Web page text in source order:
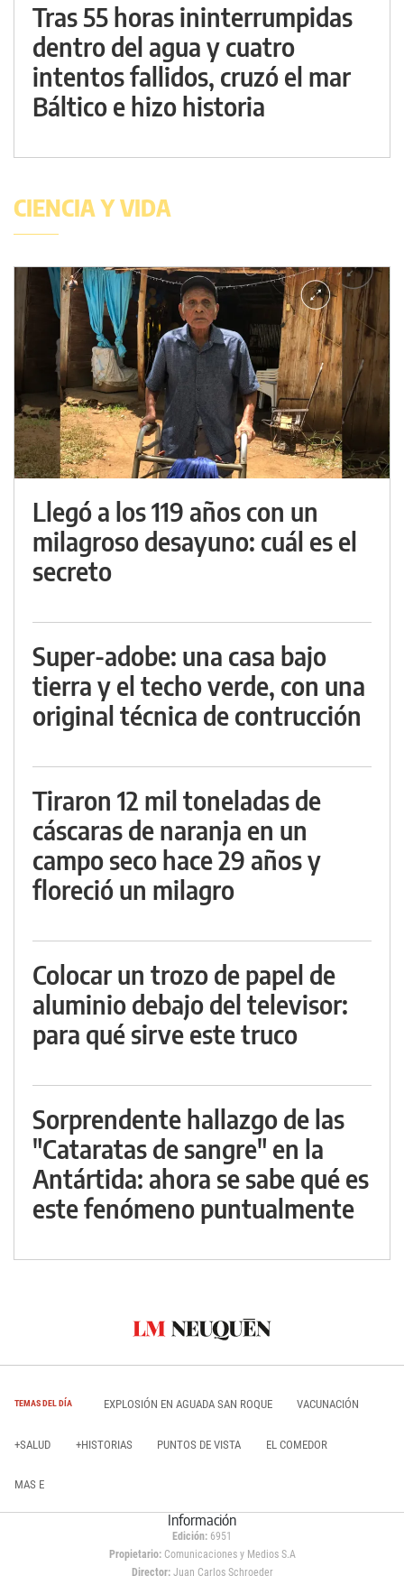
Tras 55 horas ininterrumpidas
dentro del agua y cuatro
intentos fallidos, cruzó el mar
Báltico e hizo historia
CIENCIA Y VIDA
Llegó a los 119 años con un
milagroso desayuno: cuál es el
secreto
Super-adobe: una casa bajo
tierra y el techo verde, con una
original técnica de contrucción
Tiraron 12 mil toneladas de
cáscaras de naranja en un
campo seco hace 29 años y
floreció un milagro
Colocar un trozo de papel de
aluminio debajo del televisor:
para qué sirve este truco
Sorprendente hallazgo de las
"Cataratas de sangre" en la
Antártida: ahora se sabe qué es
este fenómeno puntualmente
TEMAS DEL DÍA EXPLOSIÓN EN AGUADA SAN ROQUE VACUNACIÓN
+SALUD +HISTORIAS PUNTOS DE VISTA EL COMEDOR
MAS E
Información
Edición: 6951
Propietario:Comunicaciones y Medios S.A
Director: Juan Carlos Schroeder